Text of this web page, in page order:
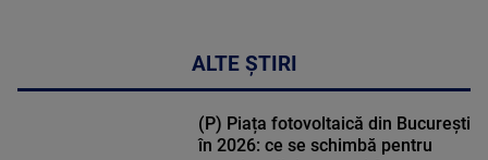
ALTE ȘTIRI
(P) Piața fotovoltaică din București
în 2026: ce se schimbă pentru